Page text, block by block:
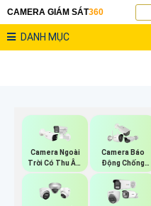
CAMERA GIÁM SÁT360
DANH MỤC
Camera Ngoài
Trời Có Thu Âm
Hik
Camera Báo
Động Chống
Trộm Hikvision